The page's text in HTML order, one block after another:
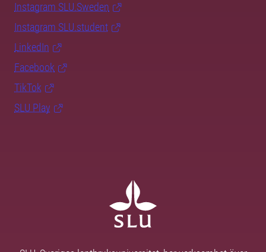
Instagram SLU.Sweden
Instagram SLU.student
LinkedIn
Facebook
TikTok
SLU Play